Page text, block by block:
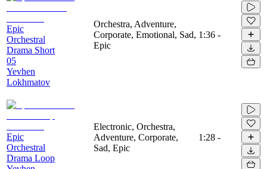
Epic
Orchestral
Drama Short
05
Yevhen
Lokhmatov
Orchestra, Adventure,
Corporate, Emotional, Sad,
Epic
1:36 -
Epic
Orchestral
Drama Loop
Electronic, Orchestra,
Adventure, Corporate,
Sad, Epic
1:28 -